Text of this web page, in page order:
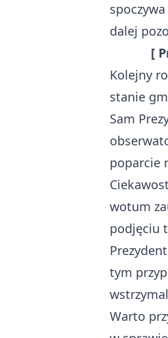
dalej
[
Kolejny
stanie
Sam
poparcie
wotum
podjęciu
tym
Warto